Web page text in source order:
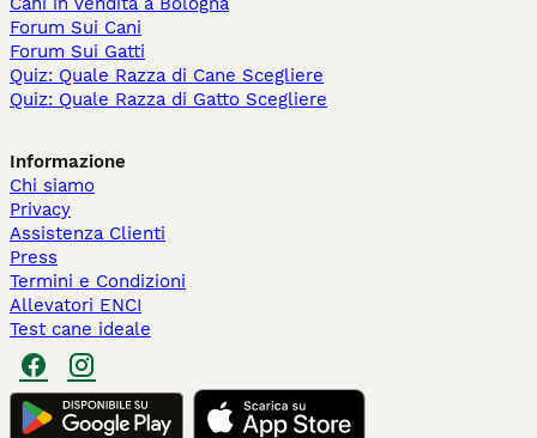
Forum Sui Cani
Forum Sui Gatti
Quiz: Quale Razza di Cane Scegliere
Quiz: Quale Razza di Gatto Scegliere
Informazione
Chi siamo
Privacy
Assistenza Clienti
Press
Termini e Condizioni
Allevatori ENCI
Test cane ideale